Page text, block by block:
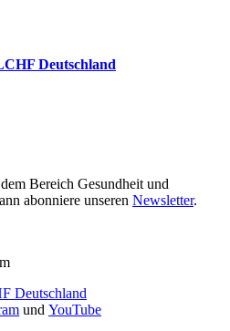
Deutschland
Bereich Gesundheit und
abonniere unseren Newsletter.
Deutschland
und YouTube